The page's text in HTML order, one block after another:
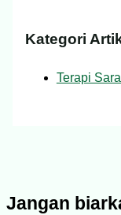
Kategori
Terapi
Jangan